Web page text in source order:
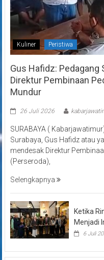
Kuliner Peristiwa
Gus Hafidz: Pedagang
Direktur Pembinaan
Mundur
26 Juli 2026
SURABAYA (
Surabaya, Gus Hafidz atau
mendesak Direktur
(Perseroda),
Selengkapnya
Ketika
Menjadi
6 Juli